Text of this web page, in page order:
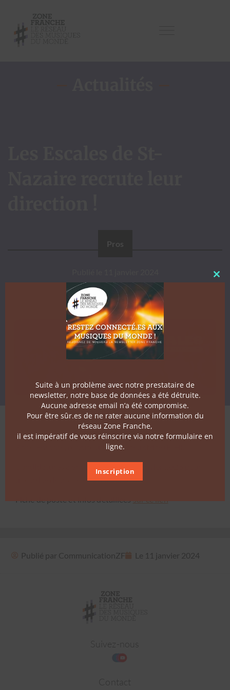
Pros
Les Escales, fes­ti­val basé à Saint-Nazaire et mem­bre de
Zone Franche, recrute un.e directeur.trice (F/H).
Can­di­da­tures à envoy­er avant le 5 jan­vi­er 2025 pour
une prise de poste en avril 2025.
Fiche de poste et infos détail­léessur ce lien
Publié par CommunicationZF Le 11 janvier 2024
Suivez-nous
Contact
Suite à un problème avec notre prestataire de
newsletter, notre base de données a été détruite.
Aucune adresse email n’a été compromise.
Pour être sûr.es de ne rater aucune information du
réseau Zone Franche,
il est impératif de vous réinscrire via notre formulaire en
ligne.
Inscription